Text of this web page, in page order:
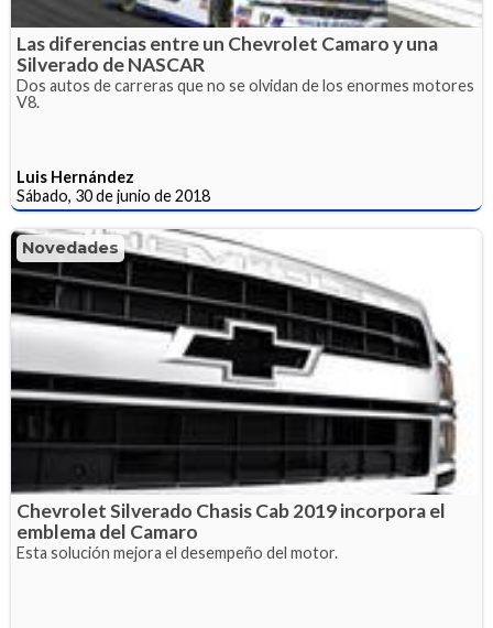
Las diferencias entre un Chevrolet Camaro y una
Silverado de NASCAR
Dos autos de carreras que no se olvidan de los enormes motores
V8.
Luis Hernández
Sábado, 30 de junio de 2018
Novedades
Chevrolet Silverado Chasis Cab 2019 incorpora el
emblema del Camaro
Esta solución mejora el desempeño del motor.